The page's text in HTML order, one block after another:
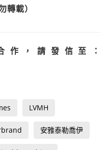
轉載）
作，請發信至：
LVMH
安雅泰勒喬伊